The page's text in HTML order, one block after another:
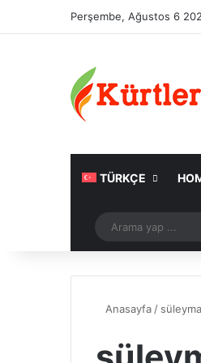
Perşembe, Ağustos 6
TÜRKÇE
Rastgele Makale
Anasayfa /